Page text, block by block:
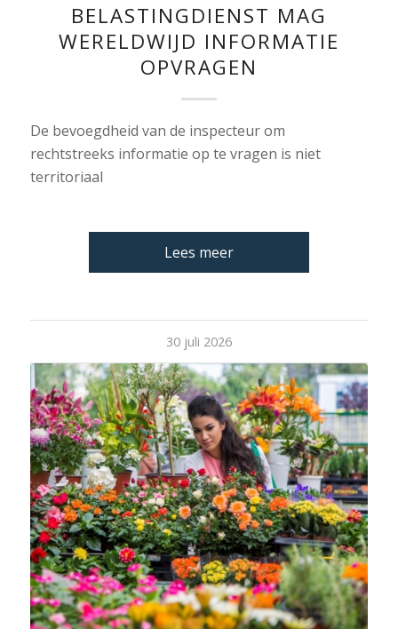
BELASTINGDIENST MAG
WERELDWIJD INFORMATIE
OPVRAGEN
De bevoegdheid van de inspecteur om
rechtstreeks informatie op te vragen is niet
territoriaal
Lees meer
30 juli 2026